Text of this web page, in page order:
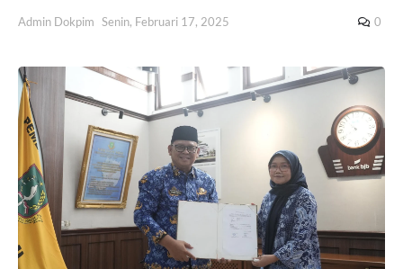
Admin Dokpim Senin, Februari 17, 2025 0